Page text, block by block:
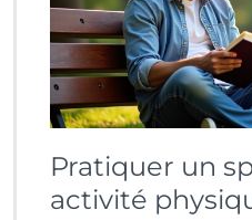
Pratiquer un
activité